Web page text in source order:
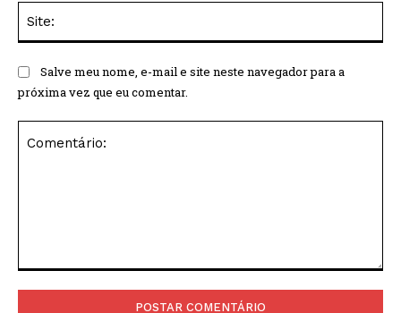
Salve meu nome, e-mail e site neste navegador para a
próxima vez que eu comentar.